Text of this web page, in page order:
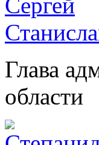
Глава
области